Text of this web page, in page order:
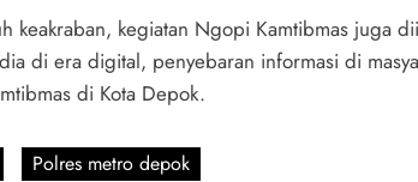
keakraban, kegiatan Ngopi Kamtibmas juga
di era digital, penyebaran informasi di
di Kota Depok.
Polres metro depok